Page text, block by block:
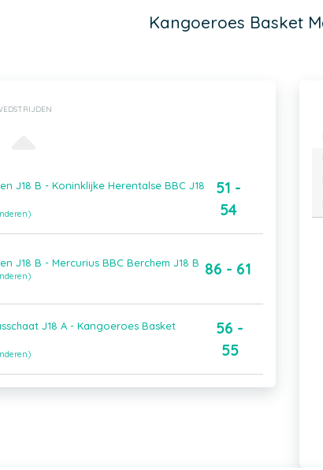
Kangoeroes Basket
J18 B - Koninklijke Herentalse BBC J18
51 -
54
J18 B - Mercurius BBC Berchem J18 B 86 - 61
J18 A - Kangoeroes Basket
56 -
55